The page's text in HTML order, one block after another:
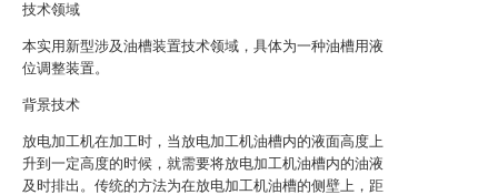
技术领域
本实用新型涉及油槽装置技术领域，具体为一种油槽用液
位调整装置。
背景技术
放电加工机在加工时，当放电加工机油槽内的液面高度上
升到一定高度的时候，就需要将放电加工机油槽内的油液
及时排出。传统的方法为在放电加工机油槽的侧壁上，距